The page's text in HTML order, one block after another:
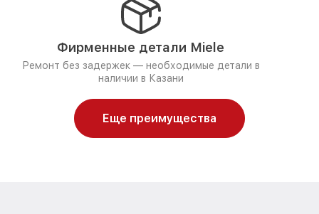
Фирменные детали Miele
Ремонт без задержек — необходимые детали в
наличии в Казани
Еще преимущества